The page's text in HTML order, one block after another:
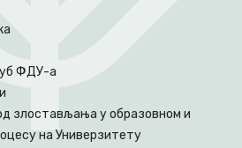
ФДУ-а
злостављања у образовном и
на Универзитету